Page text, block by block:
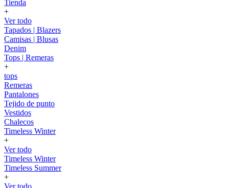
Tienda
+
Ver todo
Tapados | Blazers
Camisas | Blusas
Denim
Tops | Remeras
+
tops
Remeras
Pantalones
Tejido de punto
Vestidos
Chalecos
Timeless Winter
+
Ver todo
Timeless Winter
Timeless Summer
+
Ver todo